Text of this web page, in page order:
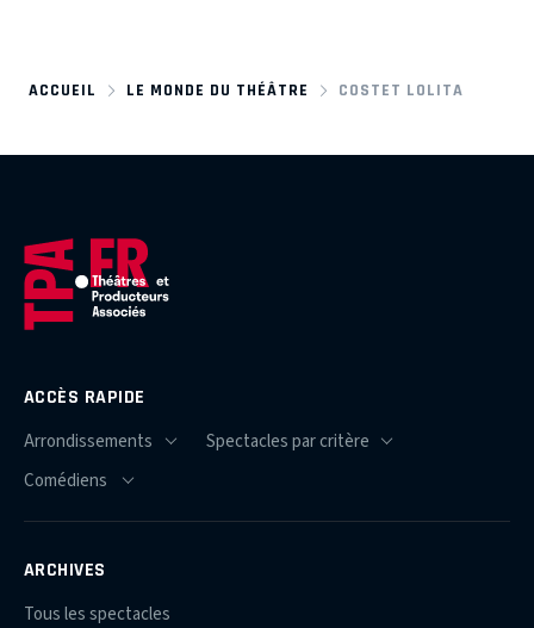
ACCUEIL LE MONDE DU THÉÂTRE COSTET LOLITA
ACCÈS RAPIDE
ARCHIVES
Tous les spectacles